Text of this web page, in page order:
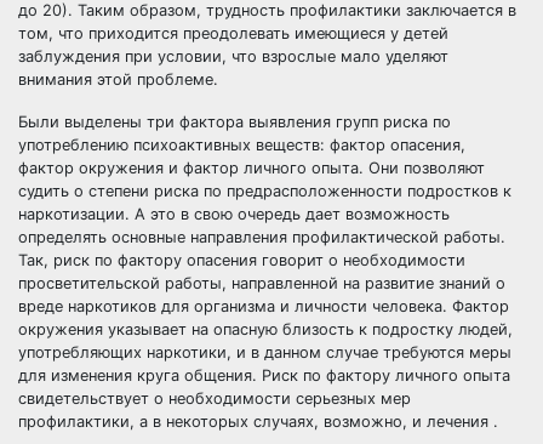
до 20). Таким образом, трудность профилактики заключается в
том, что приходится преодолевать имеющиеся у детей
заблуждения при условии, что взрослые мало уделяют
внимания этой проблеме.
Были выделены три фактора выявления групп риска по
употреблению психоактивных веществ: фактор опасения,
фактор окружения и фактор личного опыта. Они позволяют
судить о степени риска по предрасположенности подростков к
наркотизации. А это в свою очередь дает возможность
определять основные направления профилактической работы.
Так, риск по фактору опасения говорит о необходимости
просветительской работы, направленной на развитие знаний о
вреде наркотиков для организма и личности человека. Фактор
окружения указывает на опасную близость к подростку людей,
употребляющих наркотики, и в данном случае требуются меры
для изменения круга общения. Риск по фактору личного опыта
свидетельствует о необходимости серьезных мер
профилактики, а в некоторых случаях, возможно, и лечения .